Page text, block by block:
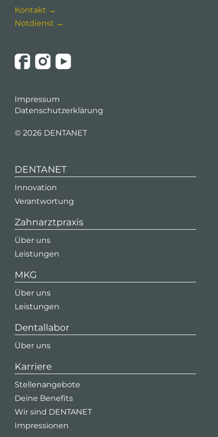
Kontakt →
Notdienst →
Impressum
Datenschutzerklärung
© 2026 DENTANET
DENTANET
Innovation
Verantwortung
Zahnarztpraxis
Über uns
Leistungen
MKG
Über uns
Leistungen
Dentallabor
Über uns
Karriere
Stellenangebote
Deine Benefits
Wir sind DENTANET
Impressionen